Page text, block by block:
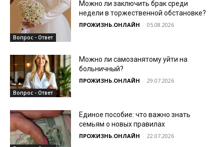
Вопрос - Ответ
Можно ли заключить брак среди
недели в торжественной обстановке?
ПРОЖИЗНЬ.ОНЛАЙН - 05.08.2026
Вопрос - Ответ
Можно ли самозанятому уйти на
больничный?
ПРОЖИЗНЬ.ОНЛАЙН - 29.07.2026
Единое пособие: что важно знать
семьям о новых правилах
ПРОЖИЗНЬ.ОНЛАЙН - 22.07.2026